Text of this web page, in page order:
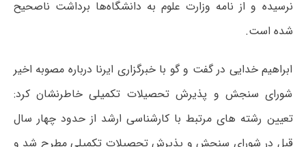
نرسیده و از نامه وزارت علوم به دانشگاه‌ها برداشت ناصحیح
شده است.
ابراهیم خدایی در گفت و گو با خبرگزاری ایرنا درباره مصوبه اخیر
شورای سنجش و پذیرش تحصیلات تکمیلی خاطرنشان کرد:
تعیین رشته های مرتبط با کارشناسی ارشد از حدود چهار سال
قبل در شورای سنجش و پذیرش تحصیلات تکمیلی مطرح شد و